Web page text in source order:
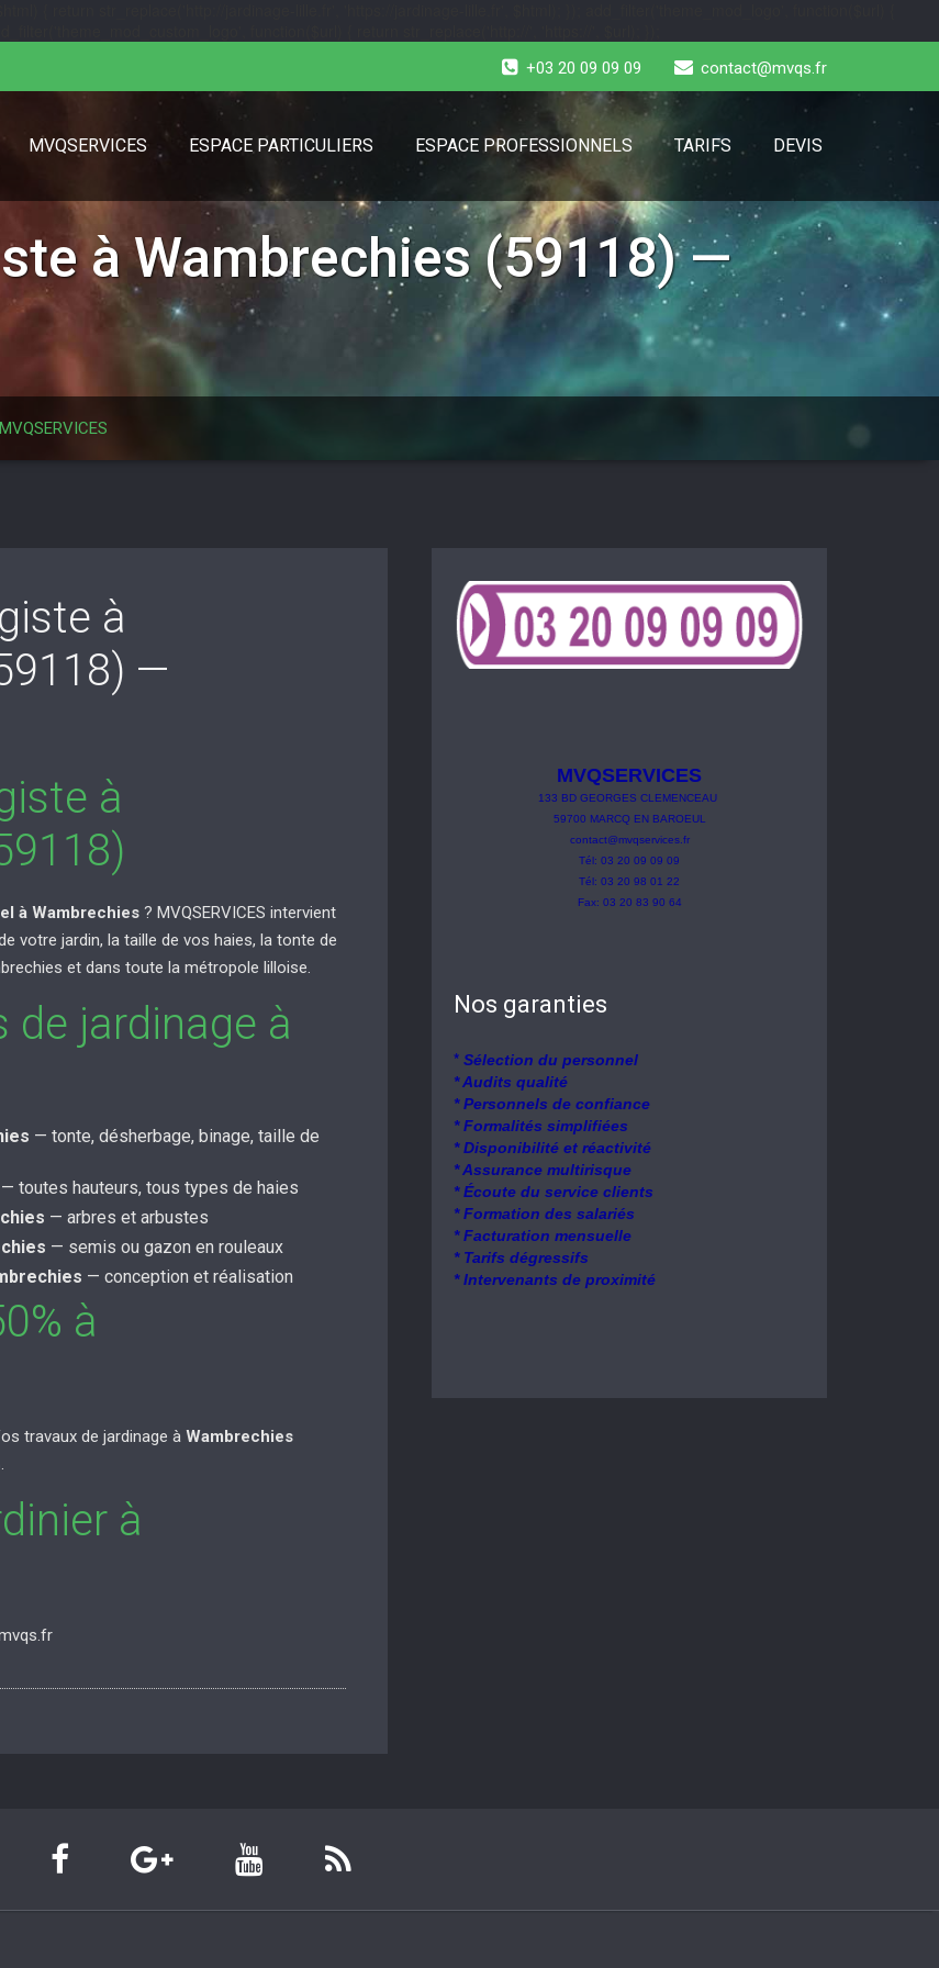
+03 20 09 09 09 contact@mvqs.fr
MVQSERVICES ESPACE PARTICULIERS ESPACE PROFESSIONNELS TARIFS DEVIS
à Wambrechies (59118) —
à
—
à
à Wambrechies? MVQSERVICES intervient
votre jardin, la taille de vos haies, la tonte de
et dans toute la métropole lilloise.
jardinage à
— tonte, désherbage, binage, taille de
— toutes hauteurs, tous types de haies
— arbres et arbustes
— semis ou gazon en rouleaux
— conception et réalisation
à
travaux de jardinage à Wambrechies
.
à
MVQSERVICES
133 BD GEORGES CLEMENCEAU
59700 MARCQ EN BAROEUL
contact@mvqservices.fr
Tél: 03 20 09 09 09
Tél: 03 20 98 01 22
Fax: 03 20 83 90 64
Nos garanties
* Sélection du personnel
* Audits qualité
* Personnels de confiance
* Formalités simplifiées
* Disponibilité et réactivité
* Assurance multirisque
* Écoute du service clients
* Formation des salariés
* Facturation mensuelle
* Tarifs dégressifs
* Intervenants de proximité